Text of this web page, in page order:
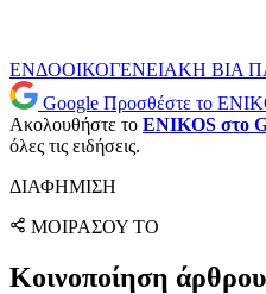
ΕΝΔΟΟΙΚΟΓΕΝΕΙΑΚΗ ΒΙΑ
Google Προσθέστε το
Ακολουθήστε το ENIKOS στο
όλες τις ειδήσεις.
ΔΙΑΦΗΜΙΣΗ
ΜΟΙΡΑΣΟΥ ΤΟ
Κοινοποίηση άρθρου